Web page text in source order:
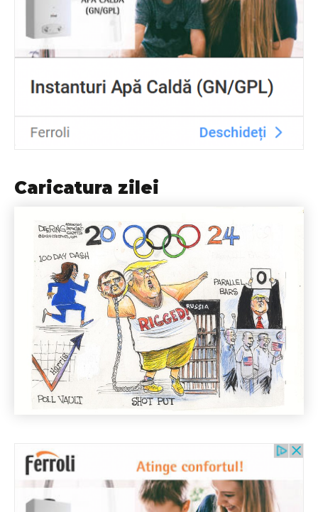
Caricatura zilei